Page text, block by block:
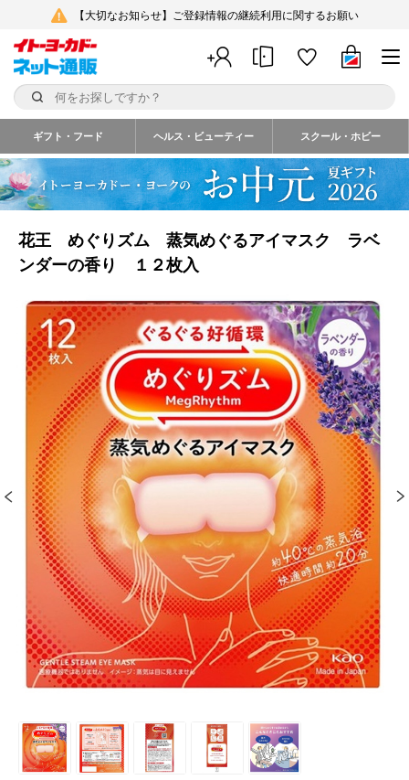
【大切なお知らせ】ご登録情報の継続利用に関するお願い
ギフト・フード ヘルス・ビューティー スクール・ホビー
花王 めぐりズム 蒸気めぐるアイマスク ラベ
ンダーの香り １２枚入